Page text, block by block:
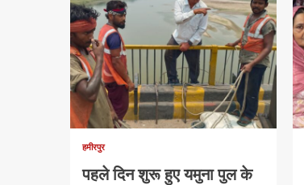
हमीरपुर
पहले दिन शुरू हुए यमुना पुल के